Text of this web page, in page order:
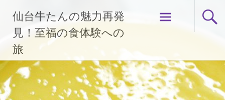
へ
ス
キ
仙台牛たんの魅力再発
見！至福の食体験への
旅